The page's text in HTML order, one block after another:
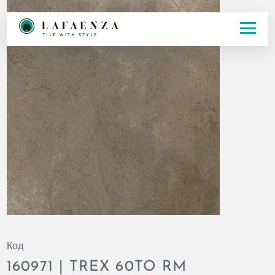
Код
160971 | TREX 60TO RM